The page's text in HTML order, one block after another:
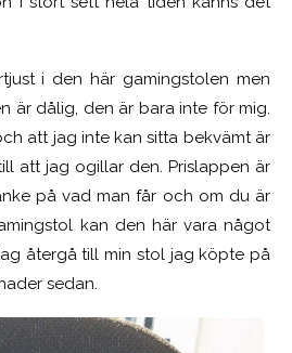
i den här gamingstolen men
är dålig, den är bara inte för mig.
att jag inte kan sitta bekvämt är
att jag ogillar den. Prislappen är
på vad man får och om du är
kan den här vara något
återgå till min stol jag köpte på
sedan.